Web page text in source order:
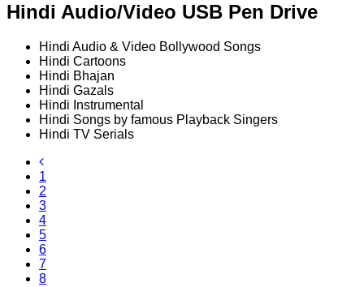
Hindi Audio/Video USB Pen Drive
Hindi Audio & Video Bollywood Songs
Hindi Cartoons
Hindi Bhajan
Hindi Gazals
Hindi Instrumental
Hindi Songs by famous Playback Singers
Hindi TV Serials
1
2
3
4
5
6
7
8